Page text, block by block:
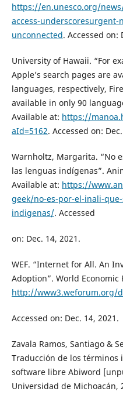
https://en.unesco.org/
access-
unconnected. Accessed on:
University of Hawaii. “For
Apple’s search pages are
languages, respectively,
available in only 90
Available at: https://
aId=5162. Accessed on:
Warnholtz, Margarita. “No
las lenguas indígenas”.
Available at: https://
geek/no-es-por-el-inali-
indigenas/. Accessed
on: Dec. 14, 2021.
WEF. “Internet for All. An
Adoption”. World Economic
http://www3.weforum.org/
Accessed on: Dec. 14, 2021.
Zavala Ramos, Santiago &
Traducción de los términos
software libre Abiword
Universidad de Michoacán,